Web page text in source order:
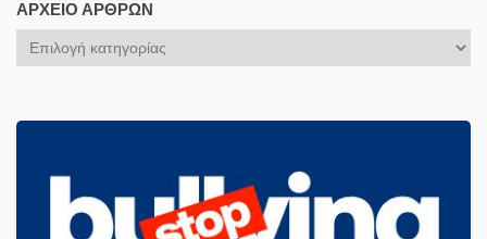
ΑΡΧΕΊΟ ΆΡΘΡΩΝ
Αρχείο
Άρθρων